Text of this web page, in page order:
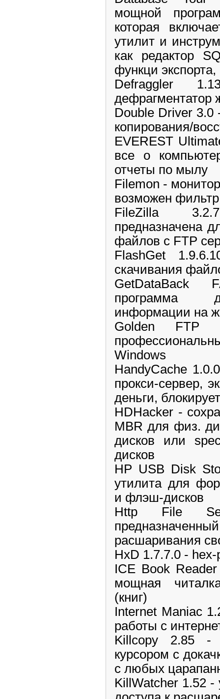
мощной
которая
утилит и
как редактор
функци
Defraggler
дефрагментатор
Double Driver 3.0
копирования/
EVEREST
все о
отчеты по мылу
Filemon -
возможен фильтр
FileZilla
предназначена
файлов с FTP
FlashGet
скачивания
GetDataBack
программа
информации на
Golden
Windows
HandyCache
прокси-сервер,
деньги,
HDHacker -
MBR для физ.
дисков или
дисков
HP USB Disk
утилита для
и флэш-дисков
Http File
расшаривания
HxD 1.7.7.0 - hex-
ICE Book
мощная
(книг)
Internet Maniac
работы с
Killcopy 2.85 -
курсором с
c любых
KillWatcher 1.52 -